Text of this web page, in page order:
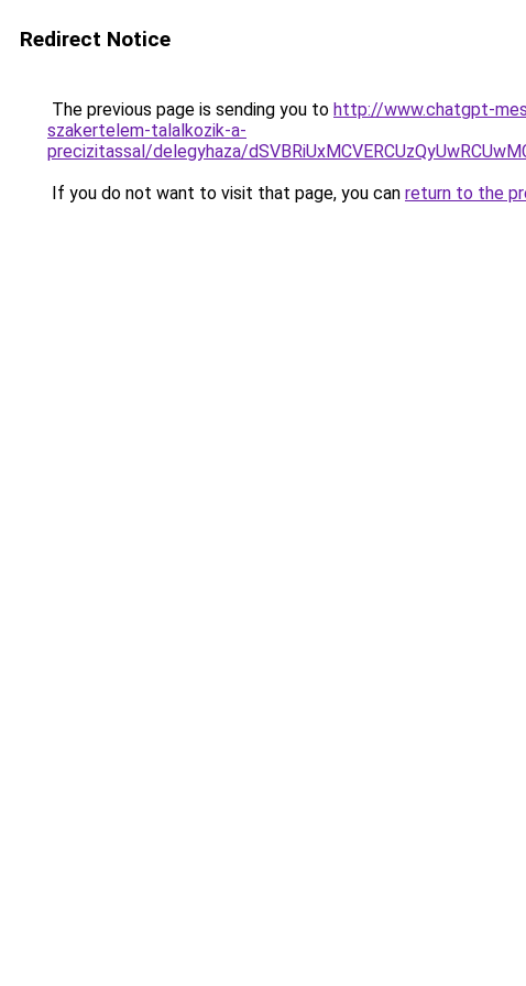
Redirect Notice
The previous page is sending you to http://www.chatgpt-
szakertelem-talalkozik-a-
precizitassal/delegyhaza/
If you do not want to visit that page, you can return to the